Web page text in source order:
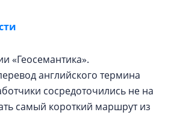
«Геосемантика».
английского термина
сосредоточились не на
самый короткий маршрут из